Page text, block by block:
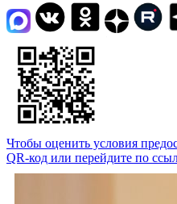
Чтобы оценить условия
QR-код или перейдите по